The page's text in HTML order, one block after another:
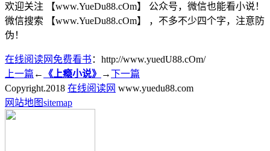
欢迎关注 【www.YueDu88.cOm】 公众号，微信也能看小说！
微信搜索 【www.YueDu88.cOm】 ，不多不少四个字，注意防
伪！
在线阅读网免费看书 ：http://www.yuedU88.cOm/
上一篇 ← 《上瘾小说》 →下一篇
Copyright.2018 在线阅读网 www.yuedu88.com
网站地图sitemap